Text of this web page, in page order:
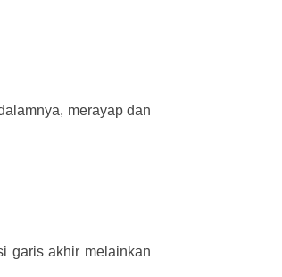
merayap dan
garis akhir melainkan